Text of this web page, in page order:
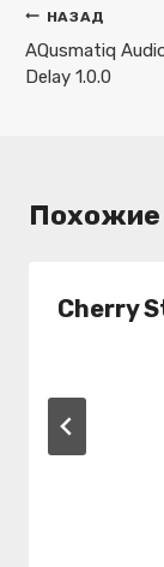
Навигация
по
записям
НАЗАД
AQusmatiq
Delay 1.0.0
Похожие
Cherry